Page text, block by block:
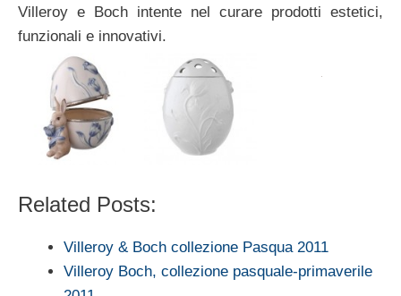
Villeroy e Boch intente nel curare prodotti estetici,
funzionali e innovativi.
Related Posts:
Villeroy & Boch collezione Pasqua 2011
Villeroy Boch, collezione pasquale-primaverile